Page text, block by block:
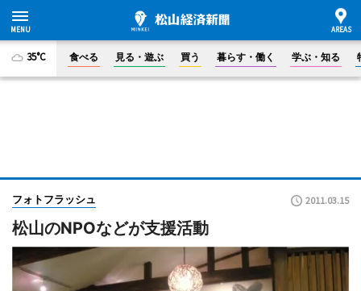
35°C 食べる 見る・遊ぶ 買う 暮らす・働く 学ぶ・知る
フォトフラッシュ 2011.03.15
松山のNPOなどが支援活動